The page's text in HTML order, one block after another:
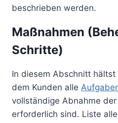
beschrieben werden.
Maßnahmen
Schritte)
In diesem Abschnitt
dem Kunden alle
vollständige Abnahme
erforderlich sind. Liste alle